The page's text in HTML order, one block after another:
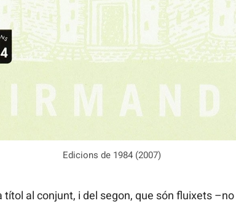
Edicions de 1984 (2007)
al conjunt, i del segon, que són fluixets